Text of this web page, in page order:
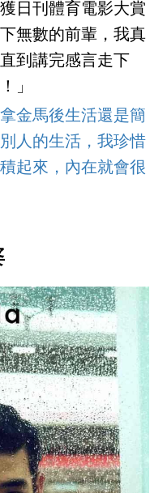
日刊體育電影大賞
無數的前輩，我真
到講完感言走下
」
金馬後生活還是簡
人的生活，我珍惜
起來，內在就會很